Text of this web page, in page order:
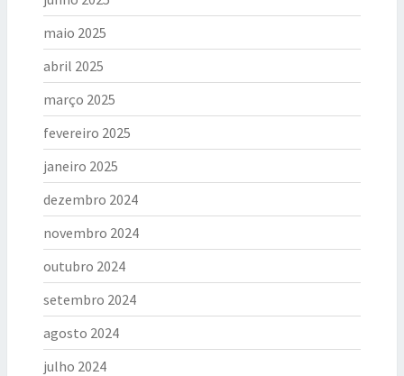
maio 2025
abril 2025
março 2025
fevereiro 2025
janeiro 2025
dezembro 2024
novembro 2024
outubro 2024
setembro 2024
agosto 2024
julho 2024